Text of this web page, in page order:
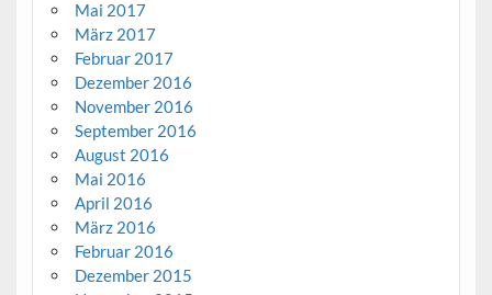
Mai 2017
März 2017
Februar 2017
Dezember 2016
November 2016
September 2016
August 2016
Mai 2016
April 2016
März 2016
Februar 2016
Dezember 2015